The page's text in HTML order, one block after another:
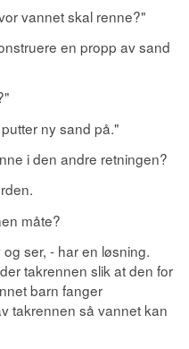
vannet skal renne?"
en propp av sand
ny sand på."
i den andre retningen?
måte?
ser, - har en løsning.
takrennen slik at den for
barn fanger
takrennen så vannet kan